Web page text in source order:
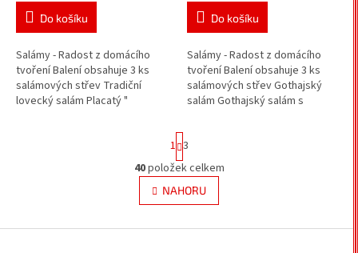
Do košíku
Salámy - Radost z domácího
tvoření Balení obsahuje 3 ks
salámových střev Tradiční
lovecký salám Placatý "
Do košíku
Salámy - Radost z domácího
tvoření Balení obsahuje 3 ks
salámových střev Gothajský
salám Gothajský salám s
O
v
l
d
S
t
r
á
n
k
v
1 3
40položek celkem
NAHORU